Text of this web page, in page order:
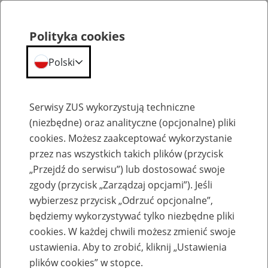
Emerytury
Baza zlikwidowanych lub
przekształconych zakładów pracy
Polityka cookies
Polski
Serwisy ZUS wykorzystują techniczne
(niezbędne) oraz analityczne (opcjonalne) pliki
cookies. Możesz zaakceptować wykorzystanie
przez nas wszystkich takich plików (przycisk
„Przejdź do serwisu”) lub dostosować swoje
zgody (przycisk „Zarządzaj opcjami”). Jeśli
wybierzesz przycisk „Odrzuć opcjonalne”,
będziemy wykorzystywać tylko niezbędne pliki
cookies. W każdej chwili możesz zmienić swoje
ustawienia. Aby to zrobić, kliknij „Ustawienia
plików cookies” w stopce.